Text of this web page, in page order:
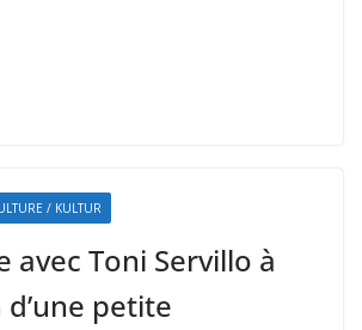
/ KULTUR
avec Toni Servillo à
d’une petite